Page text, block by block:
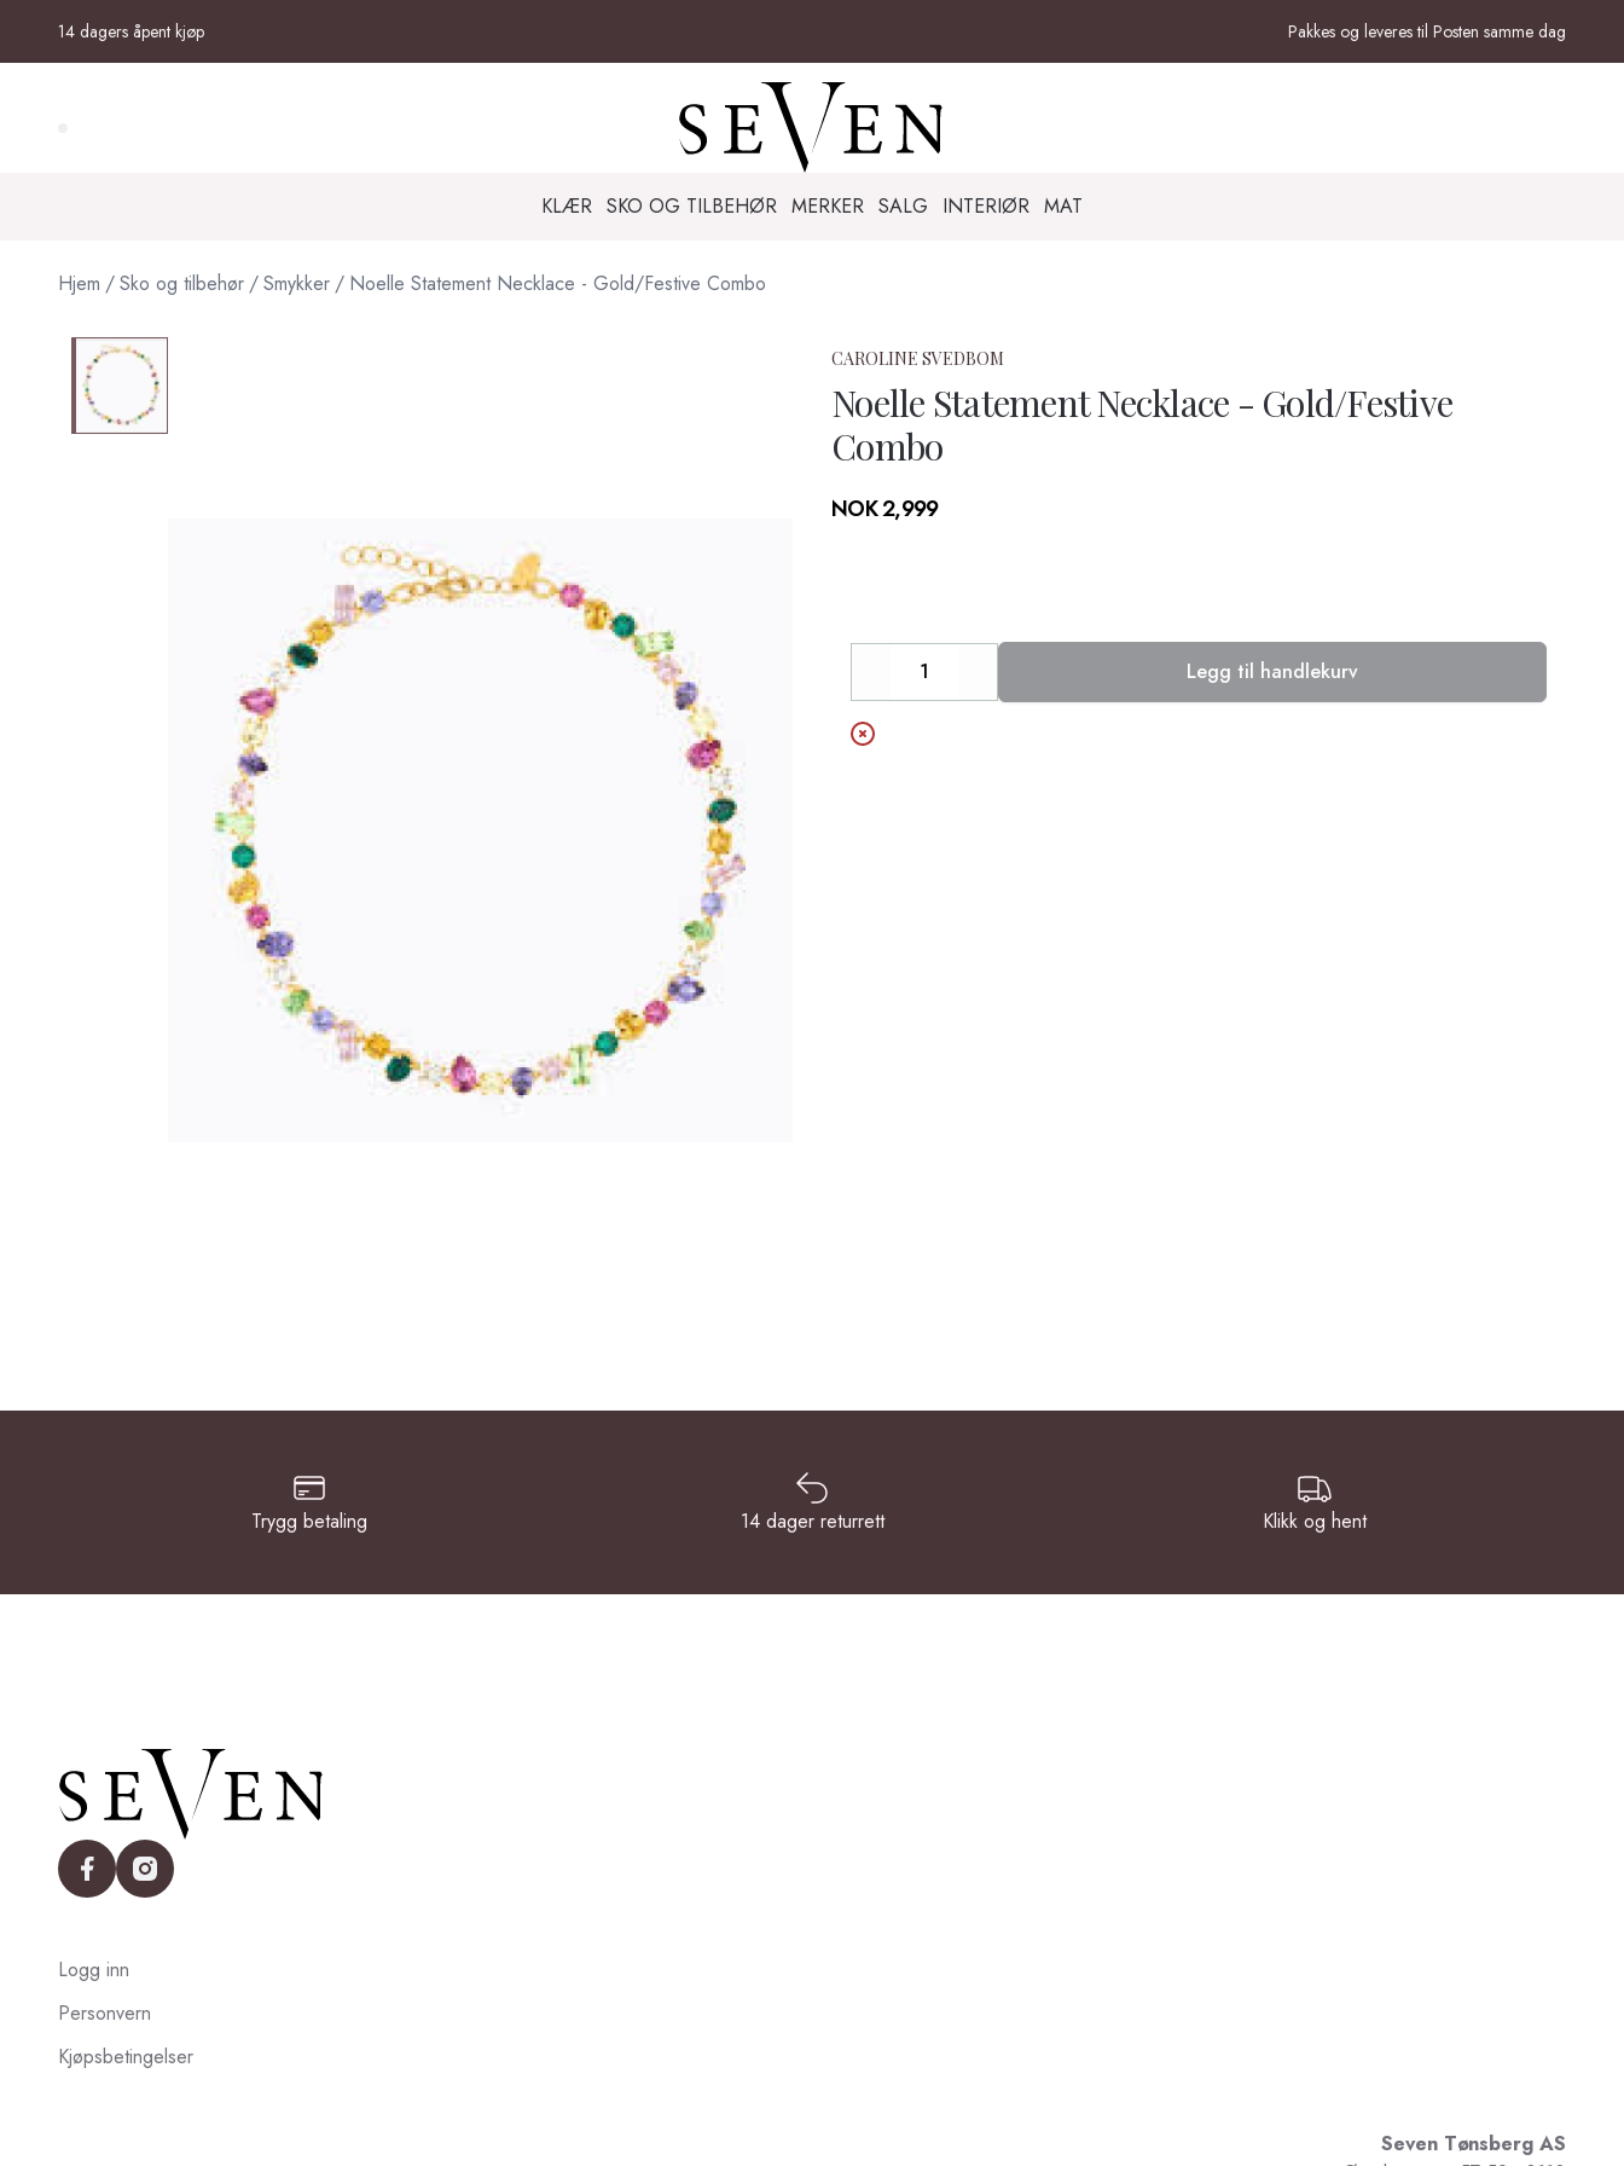
14 dagers åpent kjøp Pakkes og leveres til Posten samme dag
KLÆR SKO OG TILBEHØR MERKER SALG INTERIØR MAT
Hjem /Sko og tilbehør /Smykker / Noelle Statement Necklace - Gold/Festive Combo
CAROLINE SVEDBOM
Noelle Statement Necklace - Gold/Festive
Combo
Produktdetaljer
NOK 2,999
Decrease Legg til handlekurv
Trygg betaling 14 dager returrett Klikk og hent
facebookinstagram
Logg inn
Personvern
Kjøpsbetingelser
Seven Tønsberg AS